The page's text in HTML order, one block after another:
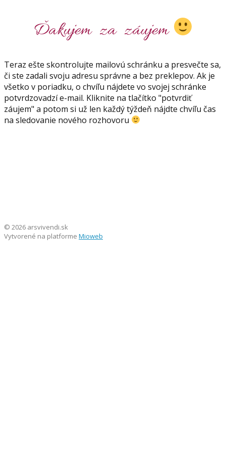
Ďakujem za záujem
Teraz ešte skontrolujte mailovú schránku a presvečte sa,
či ste zadali svoju adresu správne a bez preklepov. Ak je
všetko v poriadku, o chvíľu nájdete vo svojej schránke
potvrdzovadzí e-mail. Kliknite na tlačítko "potvrdiť
záujem" a potom si už len každý týždeň nájdte chvíľu čas
na sledovanie nového rozhovoru
© 2026 arsvivendi.sk
Vytvorené na platforme Mioweb